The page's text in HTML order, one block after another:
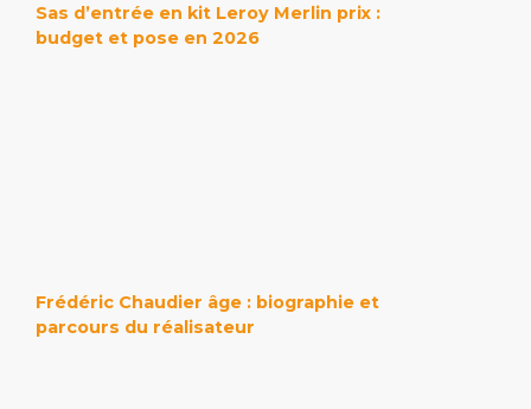
Sas d’entrée en kit Leroy Merlin prix :
budget et pose en 2026
Frédéric Chaudier âge : biographie et
parcours du réalisateur